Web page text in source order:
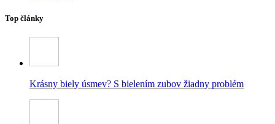
Top články
Krásny biely úsmev? S bielením zubov žiadny problém